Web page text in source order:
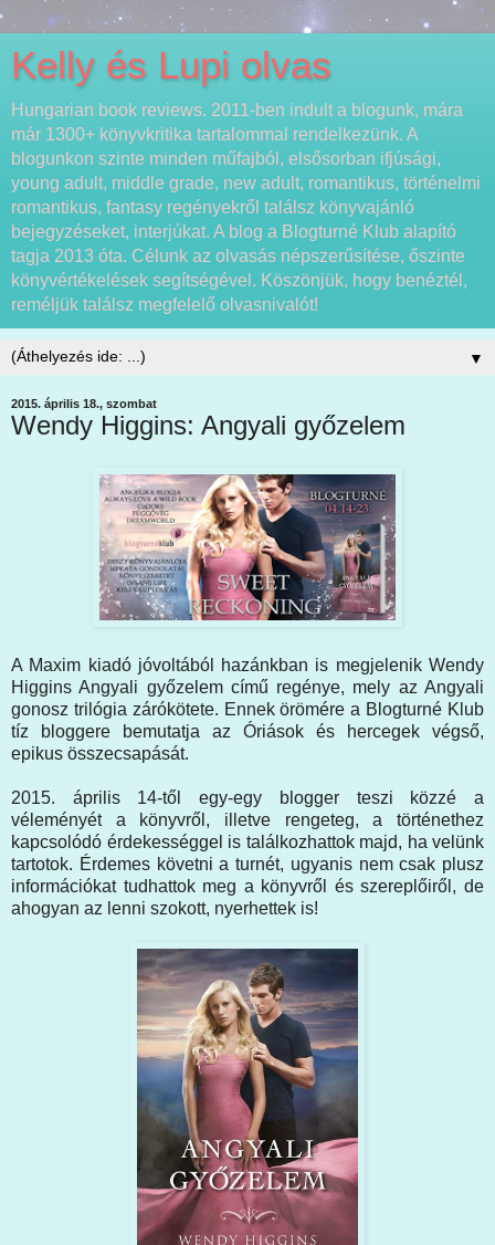
Kelly és Lupi olvas
Hungarian book reviews. 2011-ben indult a blogunk, mára
már 1300+ könyvkritika tartalommal rendelkezünk. A
blogunkon szinte minden műfajból, elsősorban ifjúsági,
young adult, middle grade, new adult, romantikus, történelmi
romantikus, fantasy regényekről találsz könyvajánló
bejegyzéseket, interjúkat. A blog a Blogturné Klub alapító
tagja 2013 óta. Célunk az olvasás népszerűsítése, őszinte
könyvértékelések segítségével. Köszönjük, hogy benéztél,
reméljük találsz megfelelő olvasnivalót!
▼
2015. április 18., szombat
Wendy Higgins: Angyali győzelem
A Maxim kiadó jóvoltából hazánkban is megjelenik Wendy
Higgins Angyali győzelem című regénye, mely az Angyali
gonosz trilógia zárókötete. Ennek örömére a Blogturné Klub
tíz bloggere bemutatja az Óriások és hercegek végső,
epikus összecsapását.
2015. április 14-től egy-egy blogger teszi közzé a
véleményét a könyvről, illetve rengeteg, a történethez
kapcsolódó érdekességgel is találkozhattok majd, ha velünk
tartotok. Érdemes követni a turnét, ugyanis nem csak plusz
információkat tudhattok meg a könyvről és szereplőiről, de
ahogyan az lenni szokott, nyerhettek is!